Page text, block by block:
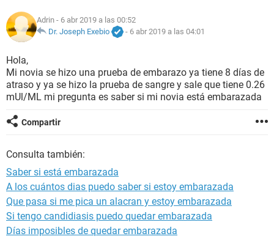
NUTRICIÓN
BIENESTAR
SEXUALIDAD
GLOSARIO
Adrin - 6 abr 2019 a las 00:52
Dr. Joseph Exebio
- 6 abr 2019 a las 04:01
Hola,
Mi novia se hizo una prueba de embarazo ya tiene 8 días de
atraso y ya se hizo la prueba de sangre y sale que tiene 0.26
mUl/ML mi pregunta es saber si mi novia está embarazada
Compartir
Consulta también:
Saber si está embarazada
A los cuántos dias puedo saber si estoy embarazada
Que pasa si me pica un alacran y estoy embarazada
Si tengo candidiasis puedo quedar embarazada
Días imposibles de quedar embarazada